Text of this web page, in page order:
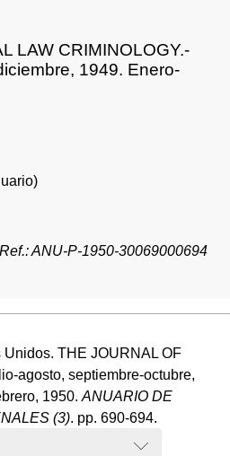
LAW CRIMINOLOGY.-
1949. Enero-
Ref.: ANU-P-1950-30069000694
THE JOURNAL OF
agosto, septiembre-octubre,
1950.ANUARIO DE
(3). pp. 690-694.